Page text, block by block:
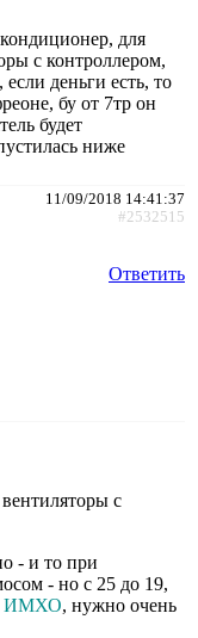
для
с контроллером,
если деньги есть, то
бу от 7тр он
будет
ниже
11/09/2018 14:41:37
#2532515
Ответить
с
- и то при
- но с 25 до 19,
ИМХО, нужно очень